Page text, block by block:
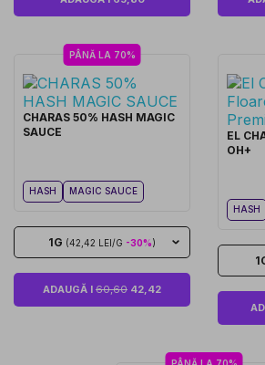
PÂNĂ LA 70%
CHARAS 50% HASH MAGIC
SAUCE
HASH MAGIC SAUCE
1G (42,42 LEI/G -30%)
ADAUGĂ I 60,60 42,42
EL
OH+
HASH